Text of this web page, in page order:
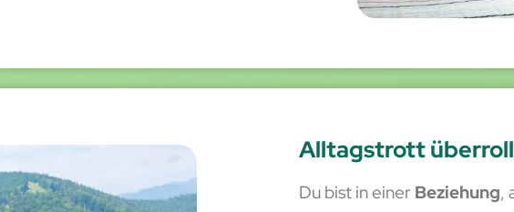
Alltagstrott
Du bist in einer Beziehung,